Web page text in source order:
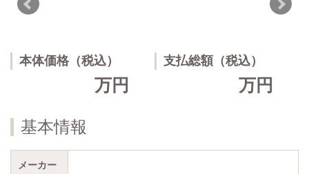
本体価格（税込）
万円
支払総額（税込）
万円
基本情報
メーカー